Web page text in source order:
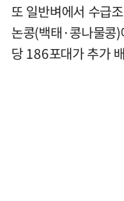
또 일반벼에서 수급
논콩(백태·콩나물콩
당 186포대가 추가